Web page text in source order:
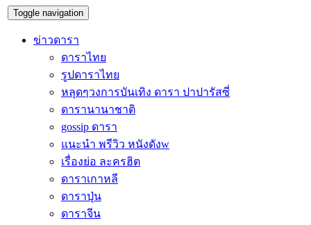
Toggle navigation
ข่าวดารา
ดาราไทย
รูปดาราไทย
หลุดๆวงการบันเทิง ดารา ปาปารัสซี่
ดารานานาชาติ
gossip ดารา
แนะนำ พรีวิว หนังดังw
เรื่องย่อ ละครฮิต
ดาราเกาหลี
ดาราปุ่น
ดาราจีน